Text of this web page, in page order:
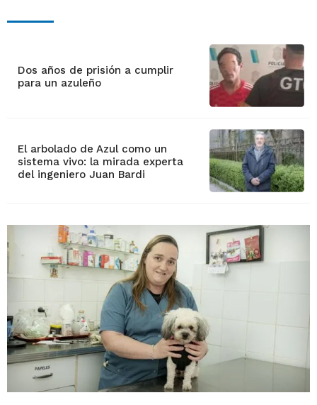
Dos años de prisión a cumplir
para un azuleño
El arbolado de Azul como un
sistema vivo: la mirada experta
del ingeniero Juan Bardi